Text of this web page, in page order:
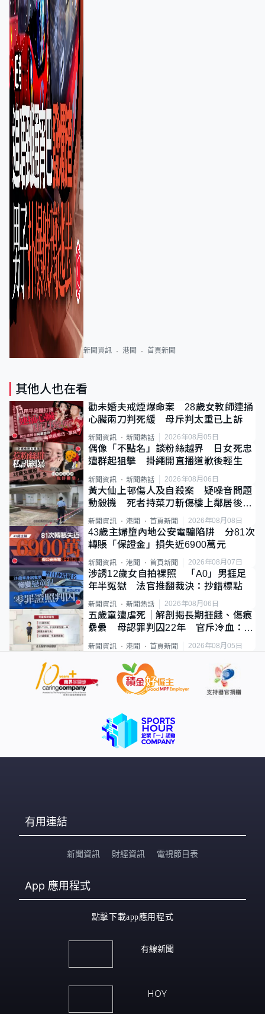
新聞資訊 港聞 首頁新聞
其他人也在看
勸未婚夫戒煙爆命案 28歲女教師連捅
心臟兩刀判死緩 母斥判太重已上訴
新聞資訊 新聞熱話 2026年08月05日
偶像「不點名」談粉絲越界 日女死忠
遭群起狙擊 掛繩開直播道歉後輕生
新聞資訊 新聞熱話 2026年08月06日
黃大仙上邨傷人及自殺案 疑噪音問題
動殺機 死者持菜刀斬傷樓上鄰居後墮
斃
新聞資訊 港聞 首頁新聞 2026年08月08日
43歲主婦墮內地公安電騙陷阱 分81次
轉賬「保證金」損失近6900萬元
新聞資訊 港聞 首頁新聞 2026年08月07日
涉誘12歲女自拍祼照 「A0」男捱足
年半冤獄 法官推翻裁決：抄錯標點
新聞資訊 新聞熱話 2026年08月06日
五歲童遭虐死｜解剖揭長期捱餓、傷痕
纍纍 母認罪判囚22年 官斥冷血：同
類案最惡劣
新聞資訊 港聞 首頁新聞 2026年08月05日
有用連結
新聞資訊 財經資訊 電視節目表
App 應用程式
點擊下載app應用程式
有線新聞
HOY